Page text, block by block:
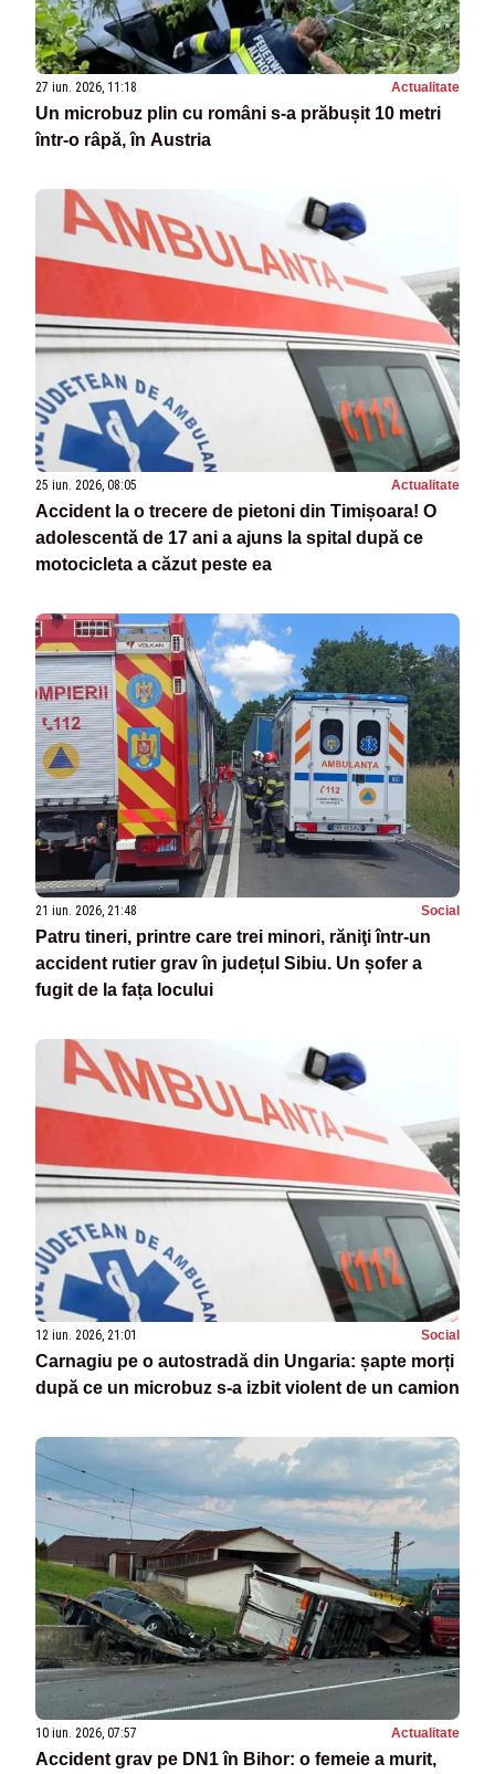
27 iun. 2026, 11:18 Actualitate
Un microbuz plin cu români s-a prăbușit 10 metri
într-o râpă, în Austria
25 iun. 2026, 08:05 Actualitate
Accident la o trecere de pietoni din Timișoara! O
adolescentă de 17 ani a ajuns la spital după ce
motocicleta a căzut peste ea
21 iun. 2026, 21:48 Social
Patru tineri, printre care trei minori, răniţi într-un
accident rutier grav în județul Sibiu. Un șofer a
fugit de la fața locului
12 iun. 2026, 21:01 Social
Carnagiu pe o autostradă din Ungaria: șapte morți
după ce un microbuz s-a izbit violent de un camion
10 iun. 2026, 07:57 Actualitate
Accident grav pe DN1 în Bihor: o femeie a murit,